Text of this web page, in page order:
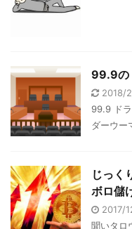
99.9の
2018/
99.9 ド
ダーウー
じっく
ボロ儲
2017/
聞いタロ